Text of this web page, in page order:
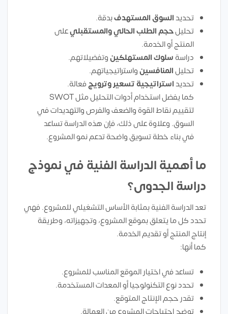
تحديدالسوق المستهدفبدقة.
تحليلحجم الطلب الحالي والمستقبليعلى
المنتج أو الخدمة.
دراسة سلوك المستهلكينوتفضيلاتهم.
تحليلالمنافسينواستراتيجياتهم.
تحديداستراتيجية تسعير وترويجفعالة.
كما يفضل استخدام أدوات التحليل مثل SWOT
لتقييم نقاط القوة والضعف والفرص والتهديدات في
السوق. وعلاوة على ذلك، فإن هذه الدراسة تساعد
في بناء خطة تسويق واضحة تدعم نمو المشروع.
ما أهمية الدراسة الفنية في نموذج
دراسة الجدوى؟
تعد الدراسة الفنية بمثابة الأساس التشغيلي للمشروع. فهي
تحدد كل ما يتعلق بموقع المشروع، وتجهيزاته، وطريقة
إنتاج المنتج أو تقديم الخدمة.
كما أنها:
تساعد في اختيار الموقع المناسب للمشروع.
تحدد نوع التكنولوجيا أو المعدات المستخدمة.
تقدر حجم الإنتاج المتوقع.